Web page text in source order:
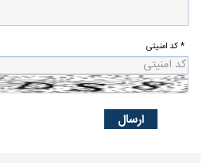
* کد امنیتی